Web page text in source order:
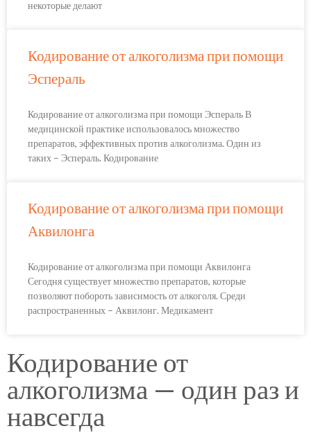
некоторые делают
Кодирование от алкоголизма при помощи
Эспераль
Кодирование от алкоголизма при помощи Эспераль В
медицинской практике использовалось множество
препаратов, эффективных против алкоголизма. Один из
таких – Эспераль. Кодирование
Кодирование от алкоголизма при помощи
Аквилонга
Кодирование от алкоголизма при помощи Аквилонга
Сегодня существует множество препаратов, которые
позволяют побороть зависимость от алкоголя. Среди
распространенных – Аквилонг. Медикамент
Кодирование от
алкоголизма — один раз и
навсегда